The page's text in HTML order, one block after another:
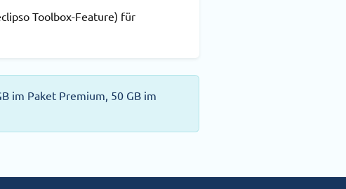
Toolbox-Feature) für
im Paket Premium, 50 GB im